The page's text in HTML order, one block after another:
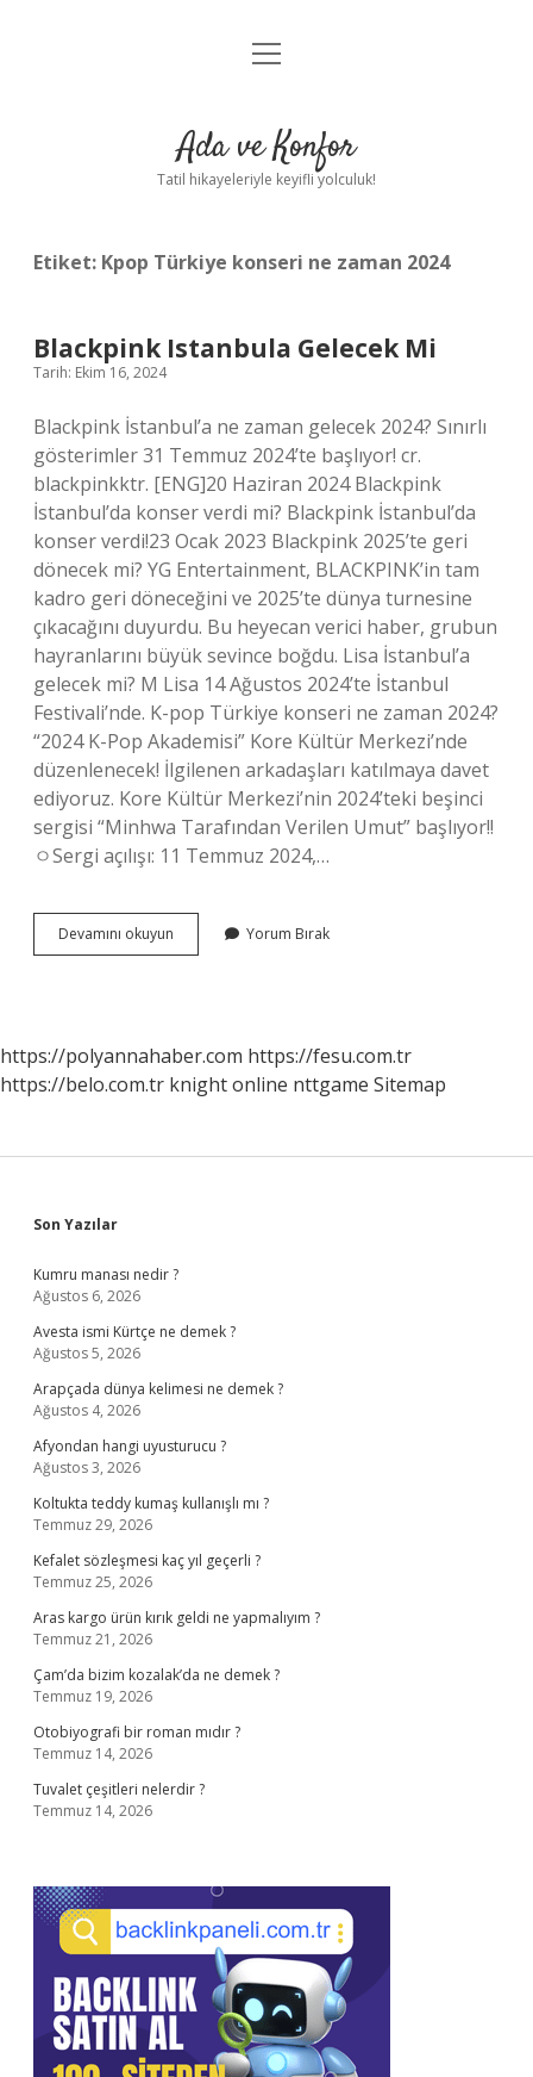
Anasayfa
Yasal Uyarı
menüyü
Ada ve Konfor
Tatil hikayeleriyle keyifli yolculuk!
Etiket: Kpop Türkiye konseri ne zaman 2024
Blackpink Istanbula Gelecek Mi
Tarih: Ekim 16, 2024
Blackpink İstanbul’a ne zaman gelecek 2024? Sınırlı
gösterimler 31 Temmuz 2024’te başlıyor! cr.
blackpinkktr. [ENG]20 Haziran 2024 Blackpink
İstanbul’da konser verdi mi? Blackpink İstanbul’da
konser verdi!23 Ocak 2023 Blackpink 2025’te geri
dönecek mi? YG Entertainment, BLACKPINK’in tam
kadro geri döneceğini ve 2025’te dünya turnesine
çıkacağını duyurdu. Bu heyecan verici haber, grubun
hayranlarını büyük sevince boğdu. Lisa İstanbul’a
gelecek mi? M Lisa 14 Ağustos 2024’te İstanbul
Festivali’nde. K-pop Türkiye konseri ne zaman 2024?
“2024 K-Pop Akademisi” Kore Kültür Merkezi’nde
düzenlenecek! İlgilenen arkadaşları katılmaya davet
ediyoruz. Kore Kültür Merkezi’nin 2024’teki beşinci
sergisi “Minhwa Tarafından Verilen Umut” başlıyor!!
ㅇSergi açılışı: 11 Temmuz 2024,…
Devamını okuyun Blackpink
Istanbula
Yorum Bırak
https://polyannahaber.com https://fesu.com.tr
https://belo.com.tr knight online nttgame Sitemap
Sidebar
Son Yazılar
Kumru manası nedir ?
Ağustos 6, 2026
Avesta ismi Kürtçe ne demek ?
Ağustos 5, 2026
Arapçada dünya kelimesi ne demek ?
Ağustos 4, 2026
Afyondan hangi uyusturucu ?
Ağustos 3, 2026
Koltukta teddy kumaş kullanışlı mı ?
Temmuz 29, 2026
Kefalet sözleşmesi kaç yıl geçerli ?
Temmuz 25, 2026
Aras kargo ürün kırık geldi ne yapmalıyım ?
Temmuz 21, 2026
Çam’da bizim kozalak’da ne demek ?
Temmuz 19, 2026
Otobiyografi bir roman mıdır ?
Temmuz 14, 2026
Tuvalet çeşitleri nelerdir ?
Temmuz 14, 2026